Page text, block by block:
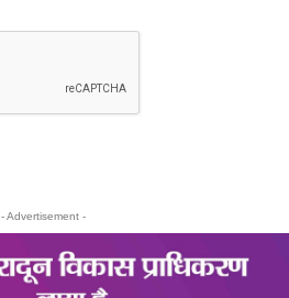
- Advertisement -